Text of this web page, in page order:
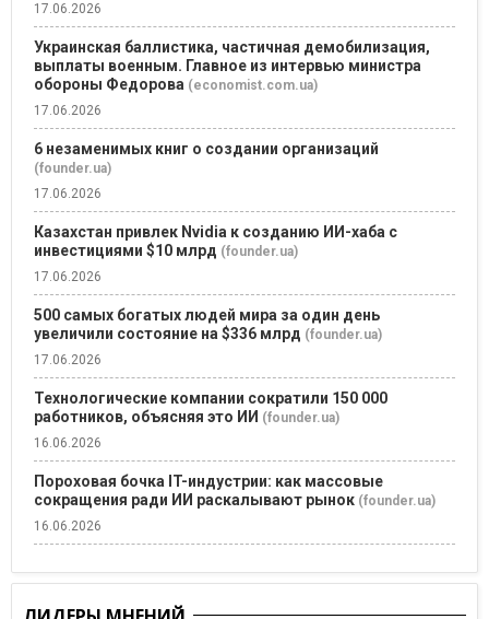
17.06.2026
Украинская баллистика, частичная демобилизация,
выплаты военным. Главное из интервью министра
обороны Федорова (economist.com.ua)
17.06.2026
6 незаменимых книг о создании организаций
(founder.ua)
17.06.2026
Казахстан привлек Nvidia к созданию ИИ-хаба с
инвестициями $10 млрд (founder.ua)
17.06.2026
500 самых богатых людей мира за один день
увеличили состояние на $336 млрд (founder.ua)
17.06.2026
Технологические компании сократили 150 000
работников, объясняя это ИИ (founder.ua)
16.06.2026
Пороховая бочка IT-индустрии: как массовые
сокращения ради ИИ раскалывают рынок (founder.ua)
16.06.2026